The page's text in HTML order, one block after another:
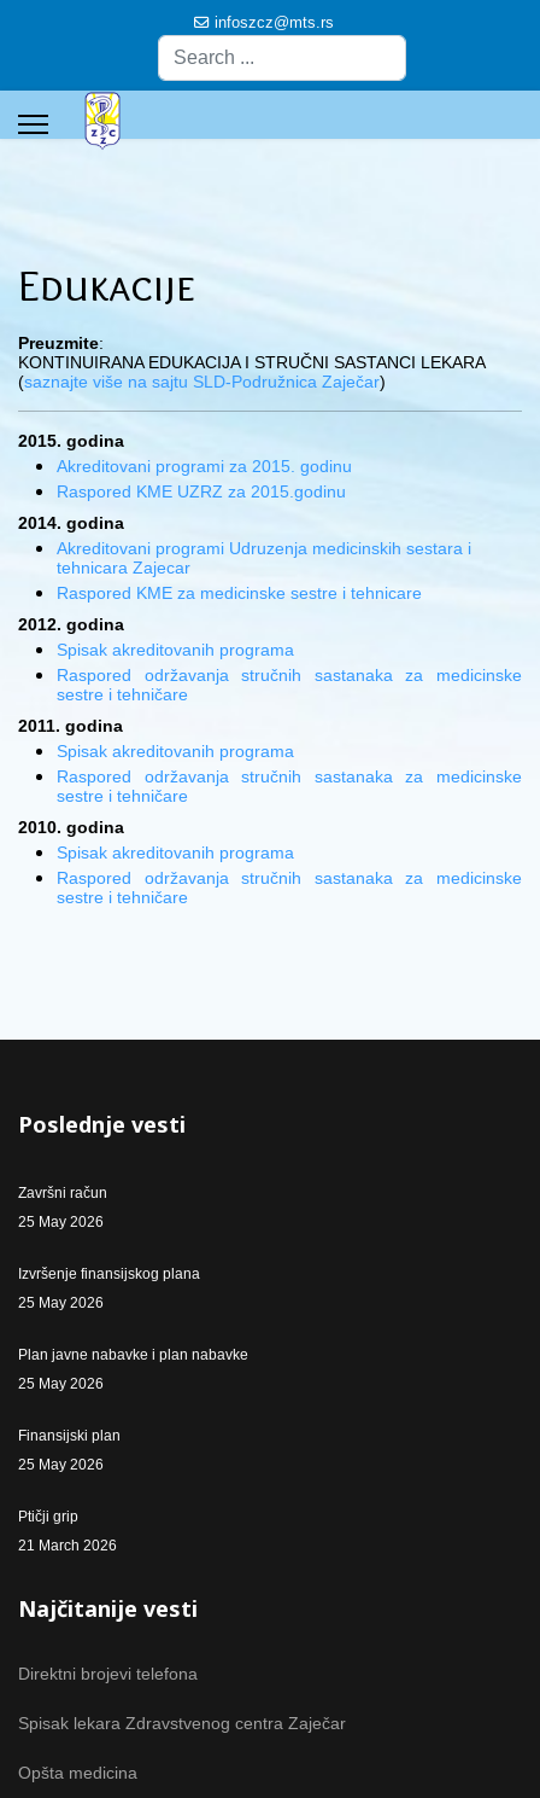
infoszcz@mts.rs
Edukacije
Preuzmite:
KONTINUIRANA EDUKACIJA I STRUČNI SASTANCI LEKARA
(saznajte više na sajtu SLD-Podružnica Zaječar)
2015. godina
Akreditovani programi za 2015. godinu
Raspored KME UZRZ za 2015.godinu
2014. godina
Akreditovani programi Udruzenja medicinskih sestara i
tehnicara Zajecar
Raspored KME za medicinske sestre i tehnicare
2012. godina
Spisak akreditovanih programa
Raspored održavanja stručnih sastanaka za medicinske
sestre i tehničare
2011. godina
Spisak akreditovanih programa
Raspored održavanja stručnih sastanaka za medicinske
sestre i tehničare
2010. godina
Spisak akreditovanih programa
Raspored održavanja stručnih sastanaka za medicinske
sestre i tehničare
Poslednje vesti
Završni račun
25 May 2026
Izvršenje finansijskog plana
25 May 2026
Plan javne nabavke i plan nabavke
25 May 2026
Finansijski plan
25 May 2026
Ptičji grip
21 March 2026
Najčitanije vesti
Direktni brojevi telefona
Spisak lekara Zdravstvenog centra Zaječar
Opšta medicina